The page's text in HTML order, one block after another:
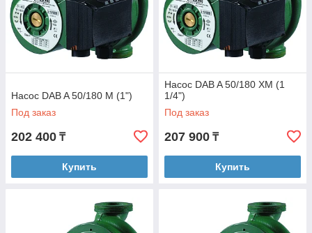
Насос DAB A 50/180 М (1")
Под заказ
202 400 ₸
Купить
Насос DAB A 50/180 ХМ (1
1/4")
Под заказ
207 900 ₸
Купить